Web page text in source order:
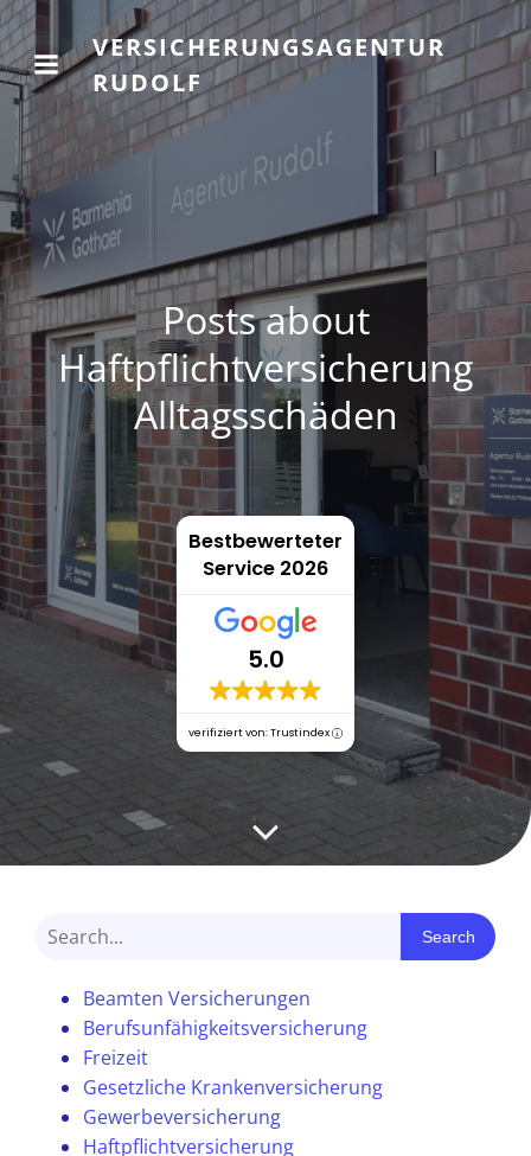
VERSICHERUNGSAGENTUR
RUDOLF
Posts about
Haftpflichtversicherung
Alltagsschäden
Bestbewerteter
Service 2026
5.0
verifiziert von: Trustindex
Search
Beamten Versicherungen
Berufsunfähigkeitsversicherung
Freizeit
Gesetzliche Krankenversicherung
Gewerbeversicherung
Haftpflichtversicherung